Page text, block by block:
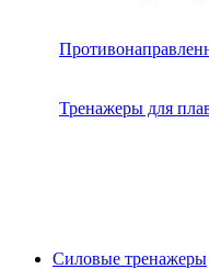
Тренажеры для
Силовые тренажеры